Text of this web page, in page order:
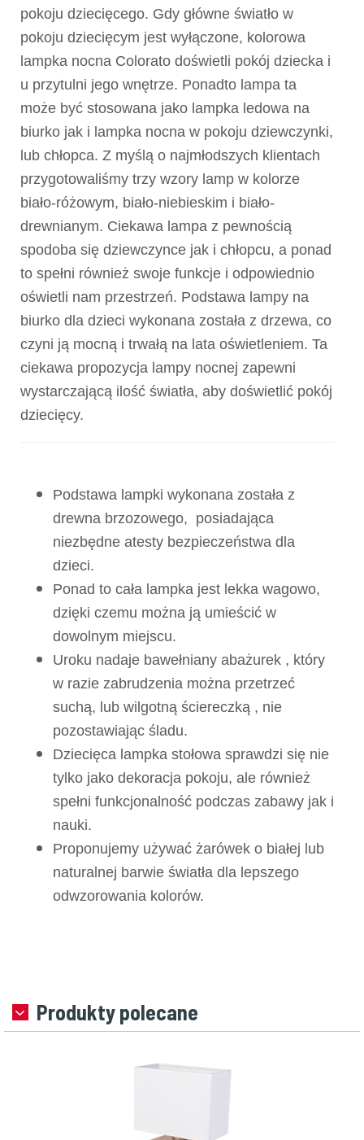
pokoju dziecięcego. Gdy główne światło w
pokoju dziecięcym jest wyłączone, kolorowa
lampka nocna Colorato doświetli pokój dziecka i
u przytulni jego wnętrze. Ponadto lampa ta
może być stosowana jako lampka ledowa na
biurko jak i lampka nocna w pokoju dziewczynki,
lub chłopca. Z myślą o najmłodszych klientach
przygotowaliśmy trzy wzory lamp w kolorze
biało-różowym, biało-niebieskim i biało-
drewnianym. Ciekawa lampa z pewnością
spodoba się dziewczynce jak i chłopcu, a ponad
to spełni również swoje funkcje i odpowiednio
oświetli nam przestrzeń. Podstawa lampy na
biurko dla dzieci wykonana została z drzewa, co
czyni ją mocną i trwałą na lata oświetleniem. Ta
ciekawa propozycja lampy nocnej zapewni
wystarczającą ilość światła, aby doświetlić pokój
dziecięcy.
Podstawa lampki wykonana została z
drewna brzozowego, posiadająca
niezbędne atesty bezpieczeństwa dla
dzieci.
Ponad to cała lampka jest lekka wagowo,
dzięki czemu można ją umieścić w
dowolnym miejscu.
Uroku nadaje bawełniany abażurek , który
w razie zabrudzenia można przetrzeć
suchą, lub wilgotną ściereczką , nie
pozostawiając śladu.
Dziecięca lampka stołowa sprawdzi się nie
tylko jako dekoracja pokoju, ale również
spełni funkcjonalność podczas zabawy jak i
nauki.
Proponujemy używać żarówek o białej lub
naturalnej barwie światła dla lepszego
odwzorowania kolorów.
Produkty polecane